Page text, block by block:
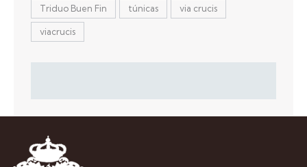
Triduo Buen Fin túnicas via crucis
viacrucis